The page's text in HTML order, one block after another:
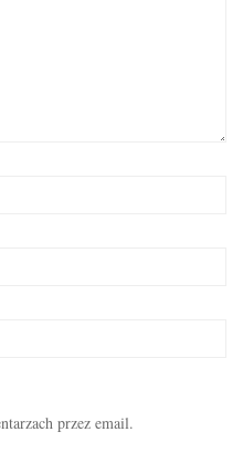
przez email.